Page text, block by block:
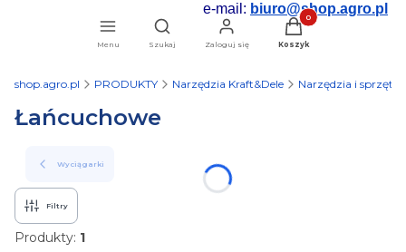
e-mail: biuro@shop.agro.pl
Menu
Otwórz wyszukiwarkę
Szukaj Zaloguj się
Produkty w koszyku: 0.
Koszyk
shop.agro.pl PRODUKTY Narzędzia Kraft&Dele Narzędzia i sprzęt
Łańcuchowe
Wyciągarki
Filtry
Produkty: 1